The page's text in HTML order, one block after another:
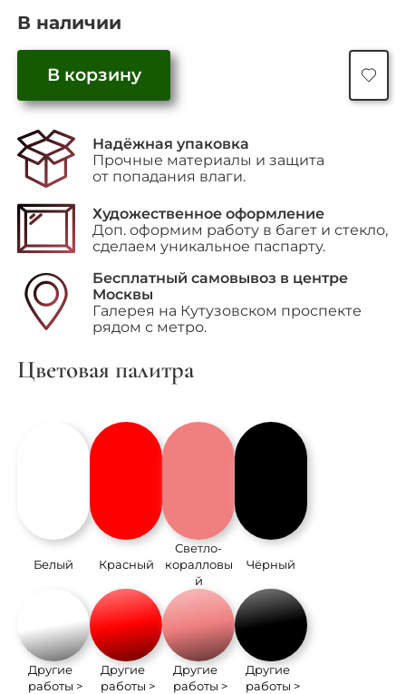
В наличии
В корзину
Надёжная упаковка
Прочные материалы и защита
от попадания влаги.
Художественное оформление
Доп. оформим работу в багет и стекло,
сделаем уникальное паспарту.
Бесплатный самовывоз в центре
Москвы
Галерея на Кутузовском проспекте
рядом с метро.
Цветовая палитра
Белый
Другие
работы >
Красный
Другие
работы >
Светло-
коралловы
й
Другие
работы >
Чёрный
Другие
работы >